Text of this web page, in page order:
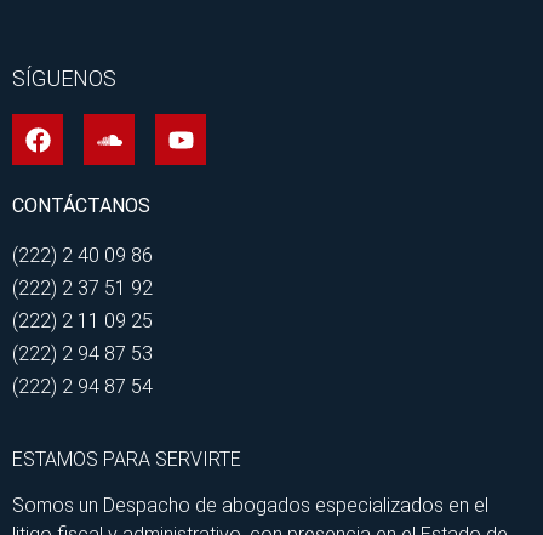
SÍGUENOS
CONTÁCTANOS
(222) 2 40 09 86
(222) 2 37 51 92
(222) 2 11 09 25
(222) 2 94 87 53
(222) 2 94 87 54
ESTAMOS PARA SERVIRTE
Somos un Despacho de abogados especializados en el